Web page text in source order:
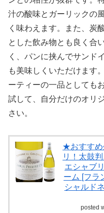
汁の酸味とガーリックの
く味わえます。また、炭
とした飲み物とも良く合
く、パンに挟んでサンド
も美味しくいただけます
ーティーの一品としても
試して、自分だけのオリ
さい。
★おすすめ
リ！太鼓
エシャブ
ーム [フラ
シャルド
posted